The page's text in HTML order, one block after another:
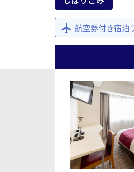
航空券付き宿泊